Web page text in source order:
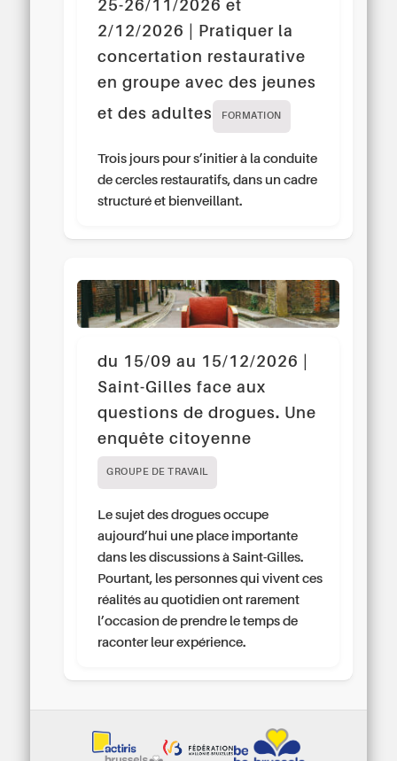
25-26/11/2026 et
2/12/2026 | Pratiquer la
concertation restaurative
en groupe avec des jeunes
et des adultes
FORMATION
Trois jours pour s’initier à la conduite
de cercles restauratifs, dans un cadre
structuré et bienveillant.
du 15/09 au 15/12/2026 |
Saint-Gilles face aux
questions de drogues. Une
enquête citoyenne
GROUPE DE TRAVAIL
Le sujet des drogues occupe
aujourd’hui une place importante
dans les discussions à Saint-Gilles.
Pourtant, les personnes qui vivent ces
réalités au quotidien ont rarement
l’occasion de prendre le temps de
raconter leur expérience.